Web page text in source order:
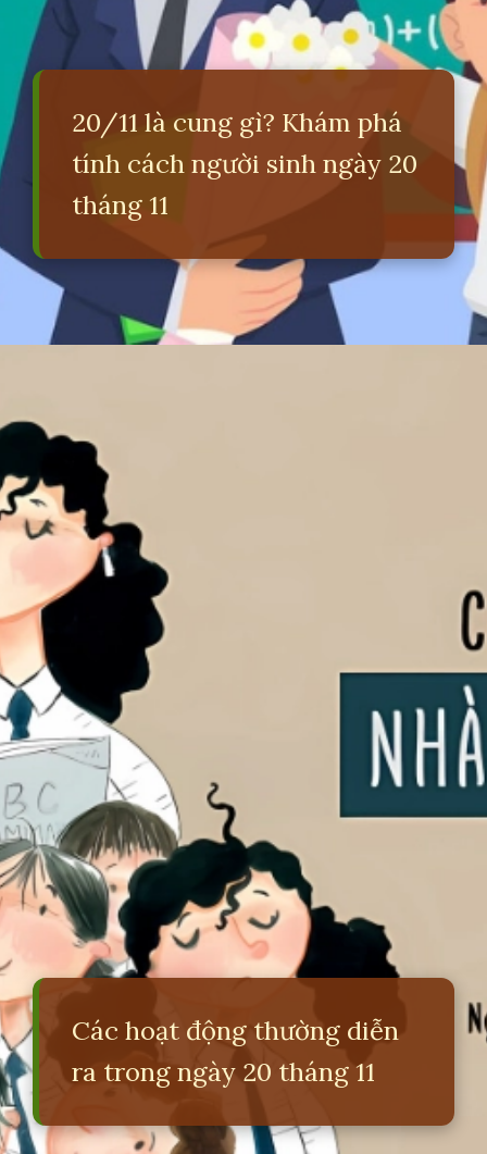
20/11 là cung gì? Khám phá
tính cách người sinh ngày 20
tháng 11
Các hoạt động thường diễn
ra trong ngày 20 tháng 11